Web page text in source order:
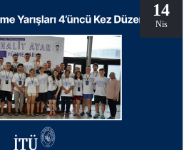
14
Nis